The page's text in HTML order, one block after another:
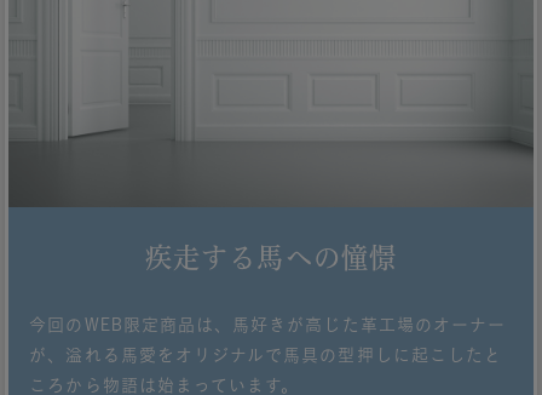
疾走する馬への憧憬
今回のWEB限定商品は、馬好きが高じた革工場のオーナー
が、溢れる馬愛をオリジナルで馬具の型押しに起こしたと
ころから物語は始まっています。